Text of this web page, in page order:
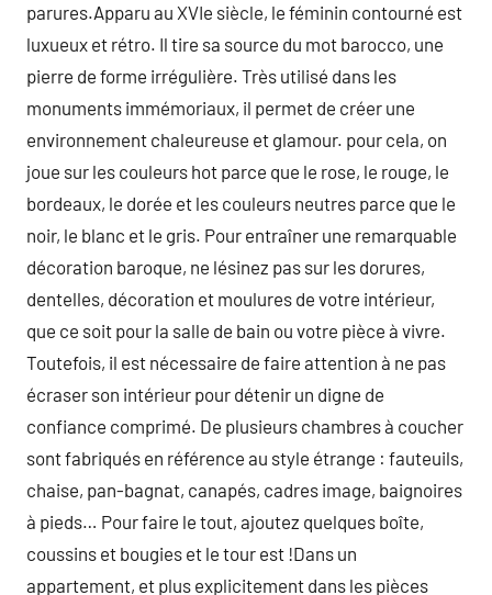
parures.Apparu au XVIe siècle, le féminin contourné est
luxueux et rétro. Il tire sa source du mot barocco, une
pierre de forme irrégulière. Très utilisé dans les
monuments immémoriaux, il permet de créer une
environnement chaleureuse et glamour. pour cela, on
joue sur les couleurs hot parce que le rose, le rouge, le
bordeaux, le dorée et les couleurs neutres parce que le
noir, le blanc et le gris. Pour entraîner une remarquable
décoration baroque, ne lésinez pas sur les dorures,
dentelles, décoration et moulures de votre intérieur,
que ce soit pour la salle de bain ou votre pièce à vivre.
Toutefois, il est nécessaire de faire attention à ne pas
écraser son intérieur pour détenir un digne de
confiance comprimé. De plusieurs chambres à coucher
sont fabriqués en référence au style étrange : fauteuils,
chaise, pan-bagnat, canapés, cadres image, baignoires
à pieds… Pour faire le tout, ajoutez quelques boîte,
coussins et bougies et le tour est !Dans un
appartement, et plus explicitement dans les pièces